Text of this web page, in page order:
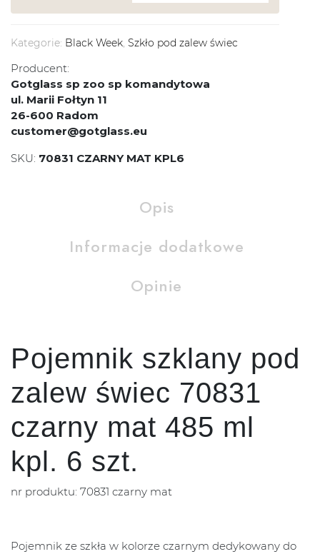
Kategorie: Black Week, Szkło pod zalew świec
Producent:
Gotglass sp zoo sp komandytowa
ul. Marii Fołtyn 11
26-600 Radom
customer@gotglass.eu
SKU: 70831 CZARNY MAT KPL6
Opis
Informacje dodatkowe
Opinie
Pojemnik szklany pod
zalew świec 70831
czarny mat 485 ml
kpl. 6 szt.
nr produktu: 70831 czarny mat
Pojemnik ze szkła w kolorze czarnym dedykowany do